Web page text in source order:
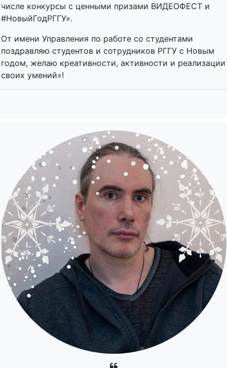
числе конкурсы с ценными призами ВИДЕОФЕСТ и
#НовыйГодРГГУ».
От имени Управления по работе со студентами
поздравляю студентов и сотрудников РГГУ с Новым
годом, желаю креативности, активности и реализации
своих умений»!